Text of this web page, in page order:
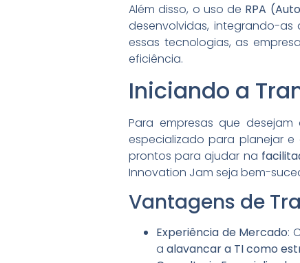
Além disso, o uso de RPA
desenvolvidas, integrando-
essas tecnologias, as
eficiência.
Iniciando a
Para empresas que
especializado para planejar
prontos para ajudar na
Innovation Jam seja bem-
Vantagens de
Experiência de Mercado:
a alavancar a TI como